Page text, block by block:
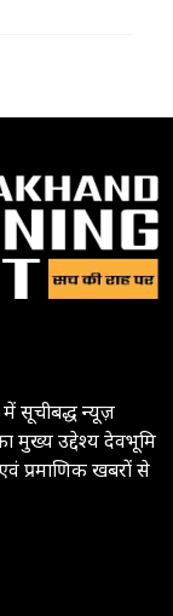
सूचीबद्ध न्यूज़
मुख्य उद्देश्य देवभूमि
प्रमाणिक खबरों से